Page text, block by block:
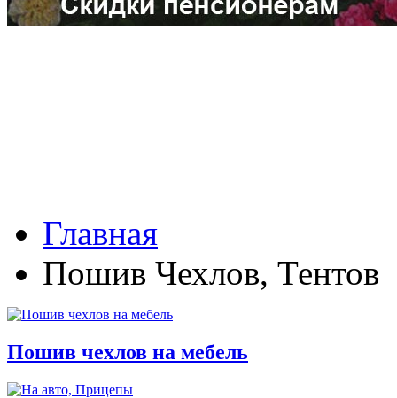
Главная
Пошив Чехлов, Тентов
Пошив чехлов на мебель